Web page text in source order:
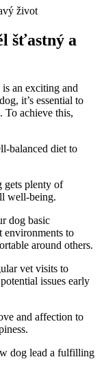
šťastný a
an exciting and
it’s essential to
To achieve this,
balanced diet to
gets plenty of
well-being.
dog basic
environments to
around others.
vet visits to
issues early
and affection to
dog lead a fulfilling